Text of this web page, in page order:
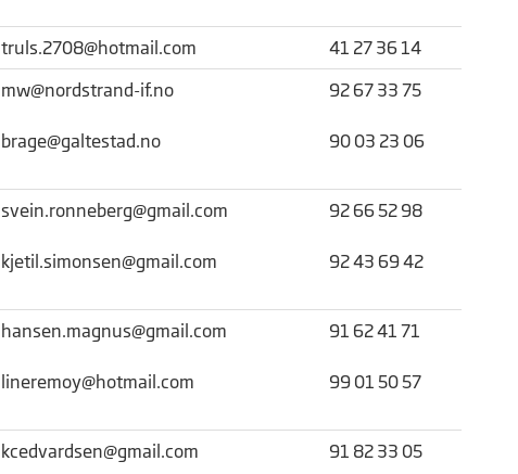
truls.2708@hotmail.com
41 27 36 14
mw@nordstrand-if.no
brage@galtestad.no
92 67 33 75
90 03 23 06
svein.ronneberg@gmail.com
kjetil.simonsen@gmail.com
92 66 52 98
92 43 69 42
hansen.magnus@gmail.com
lineremoy@hotmail.com
91 62 41 71
99 01 50 57
kcedvardsen@gmail.com 91 82 33 05